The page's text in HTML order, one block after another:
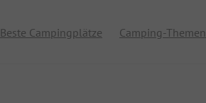
Beste Campingplätze Camping-Themen